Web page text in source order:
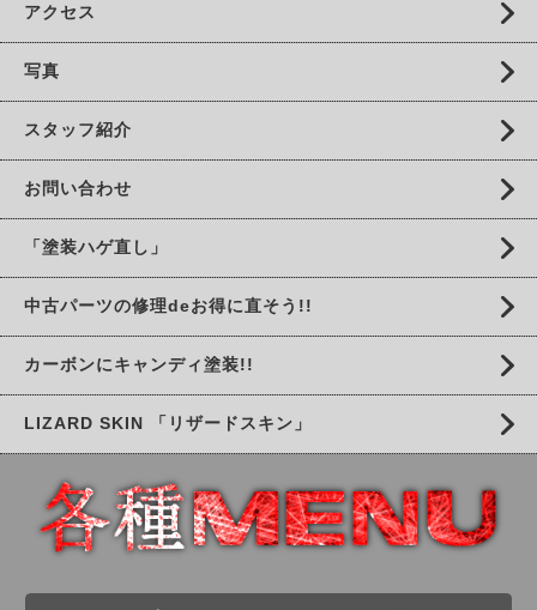
アクセス
写真
スタッフ紹介
お問い合わせ
「塗装ハゲ直し」
中古パーツの修理deお得に直そう!!
カーボンにキャンディ塗装!!
LIZARD SKIN 「リザードスキン」